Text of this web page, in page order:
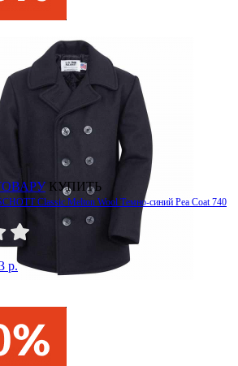
КУПИТЬ
Classic Melton Wool Темно-синий Pea Coat 740
р.